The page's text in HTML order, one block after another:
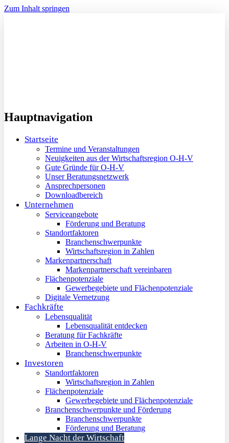
Zum Inhalt springen
Hauptnavigation
Startseite
Termine und Veranstaltungen
Neuigkeiten aus der Wirtschaftsregion O-H-V
Gute Gründe für O-H-V
Unser Beratungsnetzwerk
Ansprechpersonen
Downloadbereich
Unternehmen
Serviceangebote
Förderung und Beratung
Standortfaktoren
Branchenschwerpunkte
Wirtschaftsregion in Zahlen
Markenpartnerschaft
Markenpartnerschaft vereinbaren
Flächenpotenziale
Gewerbegebiete und Flächenpotenziale
Digitale Vernetzung
Fachkräfte
Lebensqualität
Lebensqualität entdecken
Beratung für Fachkräfte
Arbeiten in O-H-V
Branchenschwerpunkte
Investoren
Standortfaktoren
Wirtschaftsregion in Zahlen
Flächenpotenziale
Gewerbegebiete und Flächenpotenziale
Branchenschwerpunkte und Förderung
Branchenschwerpunkte
Förderung und Beratung
Lange Nacht der Wirtschaft